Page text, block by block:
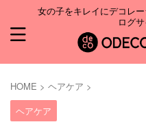
女の子をキレイにデコレ
ログサ
HOME > ヘアケア >
ヘアケア